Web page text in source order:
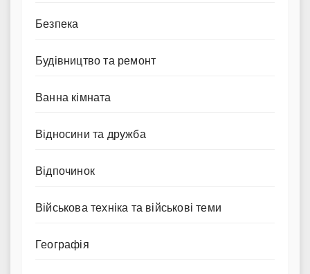
Безпека
Будівництво та ремонт
Ванна кімната
Відносини та дружба
Відпочинок
Військова техніка та військові теми
Географія